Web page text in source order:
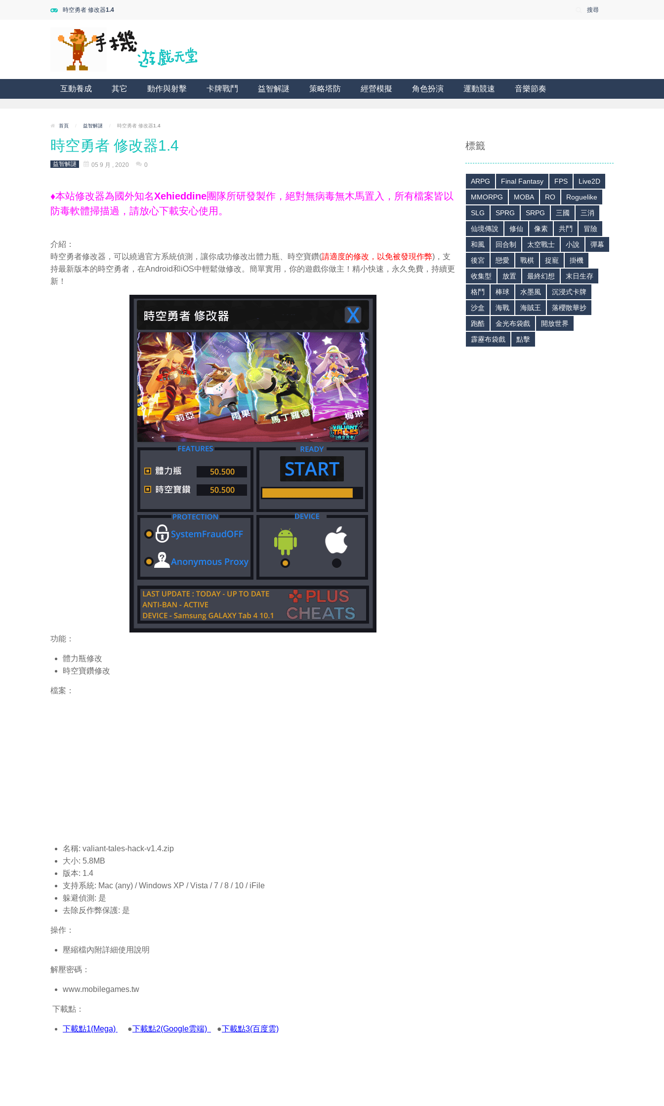
時空勇者 修改器1.4 搜尋
互動養成 其它 動作與射擊 卡牌戰鬥 益智解謎 策略塔防 經營模擬 角色扮演 運動競速 音樂節奏
首頁 / 益智解謎 / 時空勇者 修改器1.4
時空勇者 修改器1.4
益智解謎 05 9 月 , 2020 0
♦本站修改器為國外知名Xehieddine團隊所研發製作，絕對無病毒無木馬置入，所有檔案皆以
防毒軟體掃描過，請放心下載安心使用。
介紹：
時空勇者修改器，可以繞過官方系統偵測，讓你成功修改出體力瓶、時空寶鑽(請適度的修改，以免被發現作弊)，支
持最新版本的時空勇者，在Android和iOS中輕鬆做修改。簡單實用，你的遊戲你做主！精小快速，永久免費，持續更
新！
功能：
體力瓶修改
時空寶鑽修改
檔案：
名稱: valiant-tales-hack-v1.4.zip
大小: 5.8MB
版本: 1.4
支持系統: Mac (any) / Windows XP / Vista / 7 / 8 / 10 / iFile
躲避偵測: 是
去除反作弊保護: 是
操作：
壓縮檔內附詳細使用說明
解壓密碼：
www.mobilegames.tw
下載點：
下載點1(Mega) ●下載點2(Google雲端) ●下載點3(百度雲)
標籤
ARPG Final Fantasy FPS
Live2D
MMORPG
MOBA RO
Roguelike
SLG
SPRG SRPG 三國
三消
仙境傳說
修仙 像素 共鬥
冒險
和風
回合制 太空戰士 小說
彈幕
後宮
戀愛 戰棋 捉寵
掛機
收集型
放置 最終幻想
末日生存
格鬥
棒球 水墨風
沉浸式卡牌
沙盒
海戰 海賊王
落櫻散華抄
跑酷
金光布袋戲
開放世界
霹靂布袋戲
點擊